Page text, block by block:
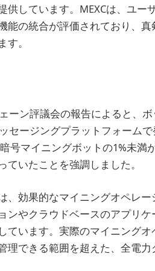
供しています。MEXCは、ユー
能の統合が評価されており、
。
ーン評議会の報告によると、
セージングプラットフォーム
号マイニングボットの1%未満
いたことを強調しました。
、効果的なマイニングオペレ
ンやクラウドベースのアプリ
ています。実際のマイニング
理できる範囲を超えた、全電